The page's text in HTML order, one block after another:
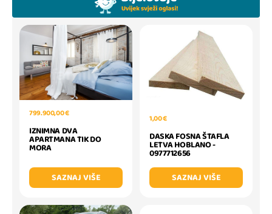
799.900,00 €
IZNIMNA DVA
APARTMANA TIK DO
MORA
SAZNAJ VIŠE
1,00 €
DASKA FOSNA ŠTAFLA
LETVA HOBLANO -
0977712656
SAZNAJ VIŠE